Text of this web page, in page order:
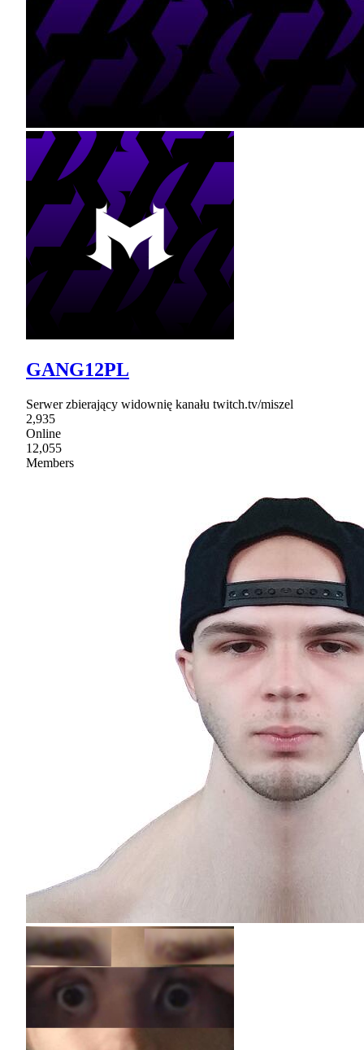
GANG12PL
Serwer zbierający widownię kanału twitch.tv/miszel
2,935
Online
12,055
Members